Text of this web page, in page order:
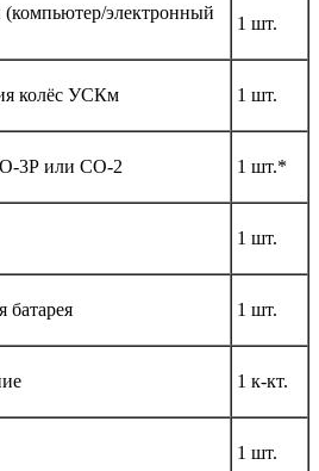
электронный
1 шт.
колёс УСКм 1 шт.
3Р или СО-2 1 шт.*
1 шт.
батарея 1 шт.
1 к-кт.
1 шт.